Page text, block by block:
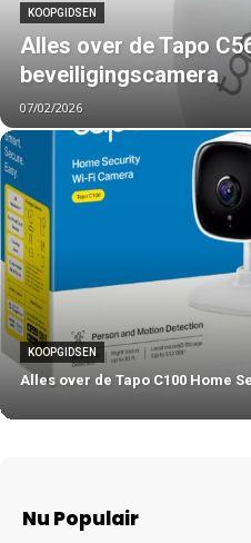
KOOPGIDSEN
Alles over de Tapo
beveiligingscamera
07/02/2026
KOOPGIDSEN
Alles over de Tapo C100 Home
Nu Populair